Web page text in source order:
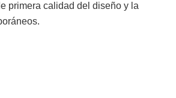
primera calidad del diseño y la